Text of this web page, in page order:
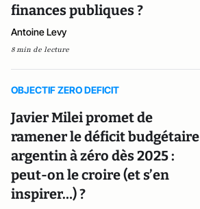
finances publiques ?
Antoine Levy
8 min de lecture
OBJECTIF ZERO DEFICIT
Javier Milei promet de
ramener le déficit budgétaire
argentin à zéro dès 2025 :
peut-on le croire (et s’en
inspirer…) ?